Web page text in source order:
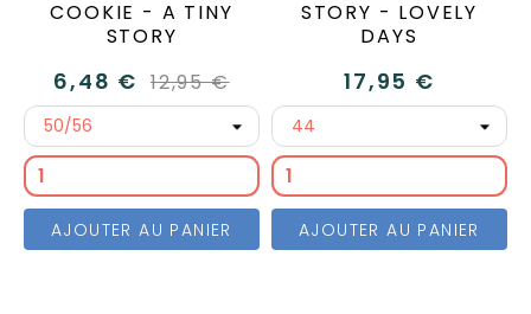
COOKIE - A TINY
STORY
6,48 € 12,95 €
AJOUTER AU PANIER
STORY - LOVELY
DAYS
17,95 €
AJOUTER AU PANIER